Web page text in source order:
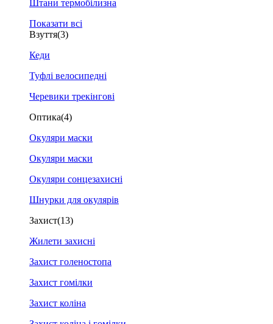
Штани термобілизна
Показати всі
Взуття(3)
Кеди
Туфлі велосипедні
Черевики трекінгові
Оптика(4)
Окуляри маски
Окуляри маски
Окуляри сонцезахисні
Шнурки для окулярів
Захист(13)
Жилети захисні
Захист голеностопа
Захист гомілки
Захист коліна